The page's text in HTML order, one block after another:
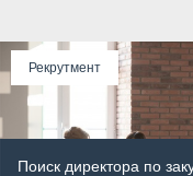
Рекрутмент
Поиск директора по